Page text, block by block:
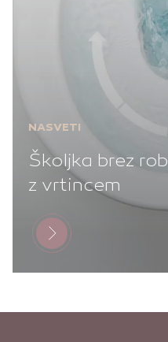
NASVETI
Školjka brez
z vrtincem